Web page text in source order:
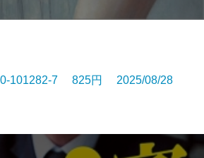
101282-7 825円 2025/08/28